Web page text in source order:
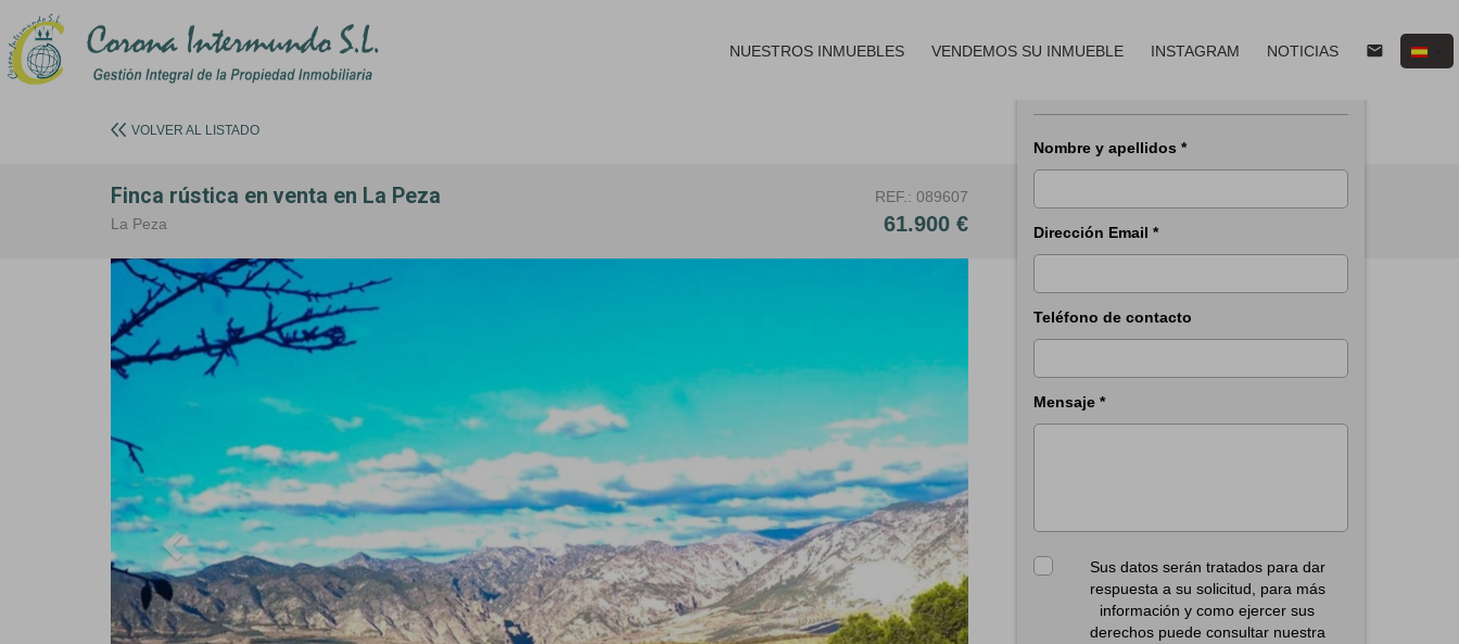
NUESTROS INMUEBLES VENDEMOS SU INMUEBLE INSTAGRAM NOTICIAS email
VOLVER AL LISTADO
Nombre y apellidos *
Dirección Email *
Teléfono de contacto
Mensaje *
Sus datos serán tratados para dar
respuesta a su solicitud, para más
información y como ejercer sus
derechos puede consultar nuestra
Finca rústica en venta en La Peza
La Peza
REF.: 089607
61.900 €